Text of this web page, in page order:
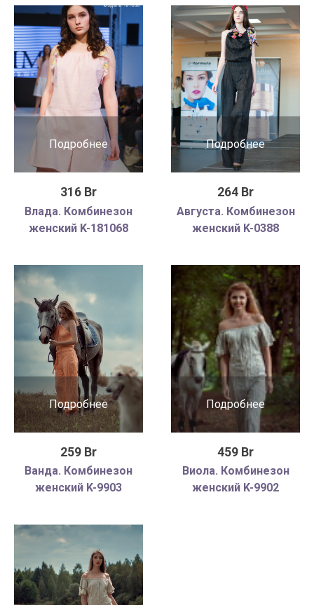
Подробнее
316 Br
Влада. Комбинезон
женский K-181068
Подробнее
264 Br
Августа. Комбинезон
женский K-0388
Подробнее
259 Br
Ванда. Комбинезон
женский K-9903
Подробнее
459 Br
Виола. Комбинезон
женский K-9902